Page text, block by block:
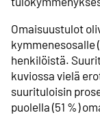
Omaisuustulot
kymmenesosalle
henkilöistä.
kuviossa vielä
suurituloisin
puolella (51 %)